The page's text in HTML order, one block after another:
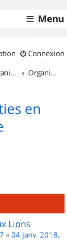
Menu
Connexion
Organisation de sorties & Recherche de partenaires Organisation de sorties en région Picardie
en
Lions
« 04 janv. 2018,